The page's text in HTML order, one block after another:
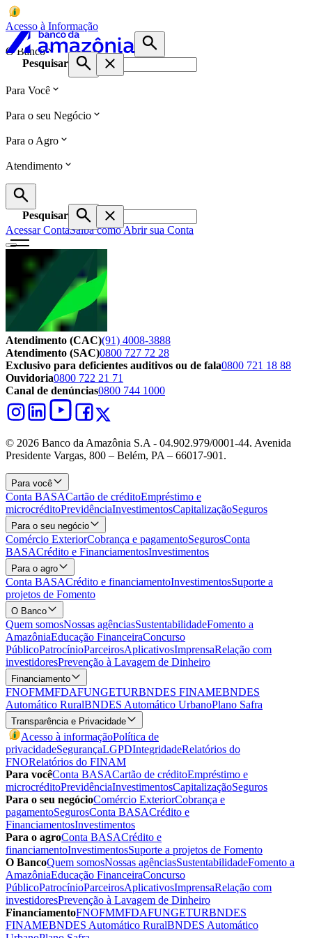
Acesso à Informação
O Banco
Pesquisar
Para Você
Para o seu Negócio
Para o Agro
Atendimento
Pesquisar
Acessar ContaSaiba como Abrir sua Conta
Atendimento (CAC)(91) 4008-3888
Atendimento (SAC)0800 727 72 28
Exclusivo para deficientes auditivos ou de fala0800 721 18 88
Ouvidoria0800 722 21 71
Canal de denúncias0800 744 1000
© 2026 Banco da Amazônia S.A - 04.902.979/0001‐44. Avenida
Presidente Vargas, 800 – Belém, PA – 66017-901.
Para você
Conta BASACartão de créditoEmpréstimo e
microcréditoPrevidênciaInvestimentosCapitalizaçãoSeguros
Para o seu negócio
Comércio ExteriorCobrança e pagamentoSegurosConta
BASACrédito e FinanciamentosInvestimentos
Para o agro
Conta BASACrédito e financiamentoInvestimentosSuporte a
projetos de Fomento
O Banco
Quem somosNossas agênciasSustentabilidadeFomento a
AmazôniaEducação FinanceiraConcurso
PúblicoPatrocínioParceirosAplicativosImprensaRelação com
investidoresPrevenção à Lavagem de Dinheiro
Financiamento
FNOFMMFDAFUNGETURBNDES FINAMEBNDES
Automático RuralBNDES Automático UrbanoPlano Safra
Transparência e Privacidade
Acesso à informaçãoPolítica de
privacidadeSegurançaLGPDIntegridadeRelatórios do
FNORelatórios do FINAM
Para vocêConta BASACartão de créditoEmpréstimo e
microcréditoPrevidênciaInvestimentosCapitalizaçãoSeguros
Para o seu negócioComércio ExteriorCobrança e
pagamentoSegurosConta BASACrédito e
FinanciamentosInvestimentos
Para o agroConta BASACrédito e
financiamentoInvestimentosSuporte a projetos de Fomento
O BancoQuem somosNossas agênciasSustentabilidadeFomento a
AmazôniaEducação FinanceiraConcurso
PúblicoPatrocínioParceirosAplicativosImprensaRelação com
investidoresPrevenção à Lavagem de Dinheiro
FinanciamentoFNOFMMFDAFUNGETURBNDES
FINAMEBNDES Automático RuralBNDES Automático